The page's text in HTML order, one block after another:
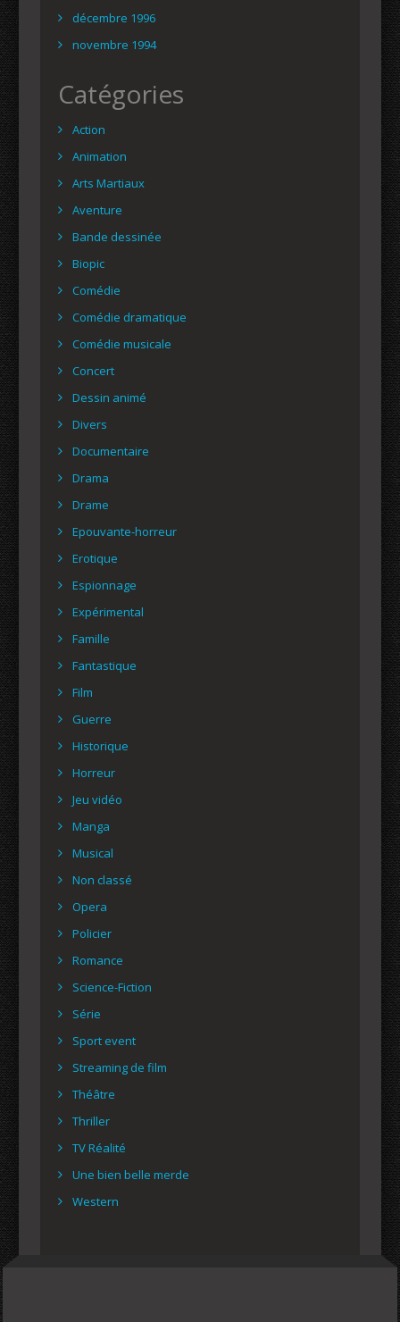
décembre 1996
novembre 1994
Catégories
Action
Animation
Arts Martiaux
Aventure
Bande dessinée
Biopic
Comédie
Comédie dramatique
Comédie musicale
Concert
Dessin animé
Divers
Documentaire
Drama
Drame
Epouvante-horreur
Erotique
Espionnage
Expérimental
Famille
Fantastique
Film
Guerre
Historique
Horreur
Jeu vidéo
Manga
Musical
Non classé
Opera
Policier
Romance
Science-Fiction
Série
Sport event
Streaming de film
Théâtre
Thriller
TV Réalité
Une bien belle merde
Western